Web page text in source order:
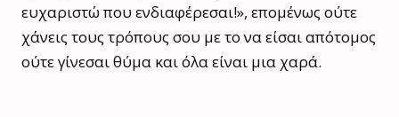
ευχαριστώ που ενδιαφέρεσαι!», επομένως ούτε
χάνεις τους τρόπους σου με το να είσαι απότομος
ούτε γίνεσαι θύμα και όλα είναι μια χαρά.